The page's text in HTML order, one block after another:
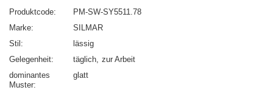
Produktcode
PM-SW-SY5511.78
Marke
SILMAR
Stil
lässig
Gelegenheit
täglich zur Arbeit
dominantes
Muster
glatt